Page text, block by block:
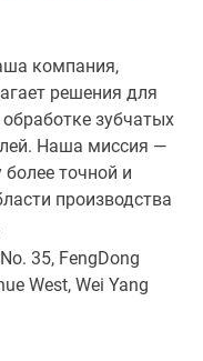
компания,
решения для
зубчатых
Наша миссия —
точной и
производства
35, FengDong
West, Wei Yang